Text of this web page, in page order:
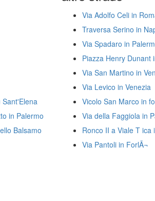
Sant'Elena
in Palermo
Balsamo
Via Adolfo Celi in
Traversa Serino in
Via Spadaro in
Piazza Henry Dunant
Via San Martino in
Via Levico in Venezia
Vicolo San Marco in
Via della Faggiola in
Ronco II a Viale T ica
Via Pantoli in ForlÃ¬